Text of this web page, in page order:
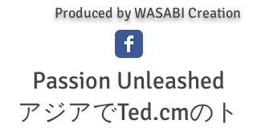
Produced by WASABI Creation
Passion Unleashed
アジアでTed.cmのト